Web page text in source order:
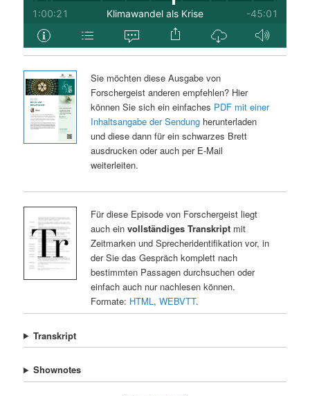
Sie möchten diese Ausgabe von
Forschergeist anderen empfehlen? Hier
können Sie sich ein einfaches PDF mit einer
Inhaltsangabe der Sendungherunterladen
und diese dann für ein schwarzes Brett
ausdrucken oder auch per E-Mail
weiterleiten.
Für diese Episode von Forschergeist liegt
auch ein vollständiges Transkriptmit
Zeitmarken und Sprecheridentifikation vor, in
der Sie das Gespräch komplett nach
bestimmten Passagen durchsuchen oder
einfach auch nur nachlesen können.
Formate: HTML, WEBVTT.
Transkript
Shownotes